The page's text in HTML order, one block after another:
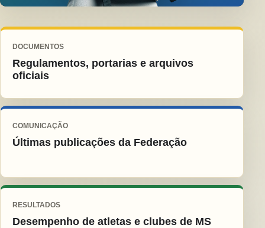
DOCUMENTOS
Regulamentos, portarias e arquivos
oficiais
COMUNICAÇÃO
Últimas publicações da Federação
RESULTADOS
Desempenho de atletas e clubes de MS